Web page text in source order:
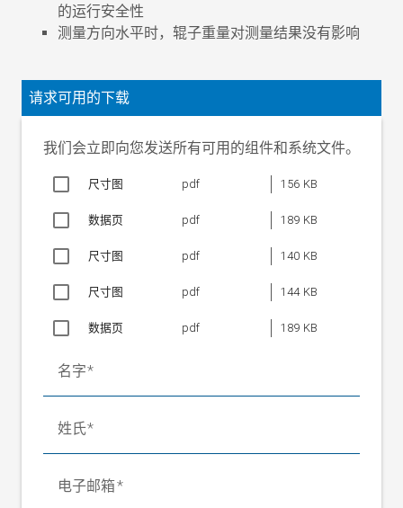
的运行安全性
测量方向水平时，辊子重量对测量结果没有影响
额定特性值（灵敏度）
结合误差
< 1%
特性值公差
0.2%
应变片桥的标称电阻
700 Ohm
电桥电源电压
最大允许值
14 V
机械止挡
N
极限负荷 10xF
额定温度范围
温度系数
±0.5% / 10 K（零信号）
最大允许轴向剪力
请求可用的下载
我们会立即向您发送所有可用的组件和系统文件。
尺寸图 pdf 156 KB
数据页 pdf 189 KB
尺寸图 pdf 140 KB
尺寸图 pdf 144 KB
数据页 pdf 189 KB
名字
姓氏
电子邮箱